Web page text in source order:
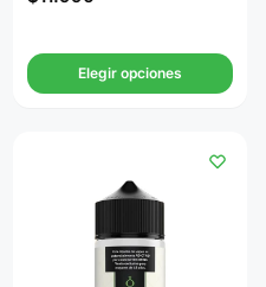
Elegir opciones